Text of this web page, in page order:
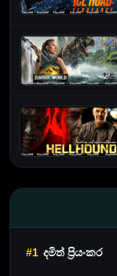
#1 දමිත් ප්‍රියංකර